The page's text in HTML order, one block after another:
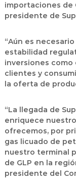
importaciones de
presidente de
“Aún es
estabilidad
inversiones como
clientes y
la oferta de
“La llegada de
enriquece
ofrecemos, por
gas licuado de
nuestro terminal
de GLP en la
presidente del